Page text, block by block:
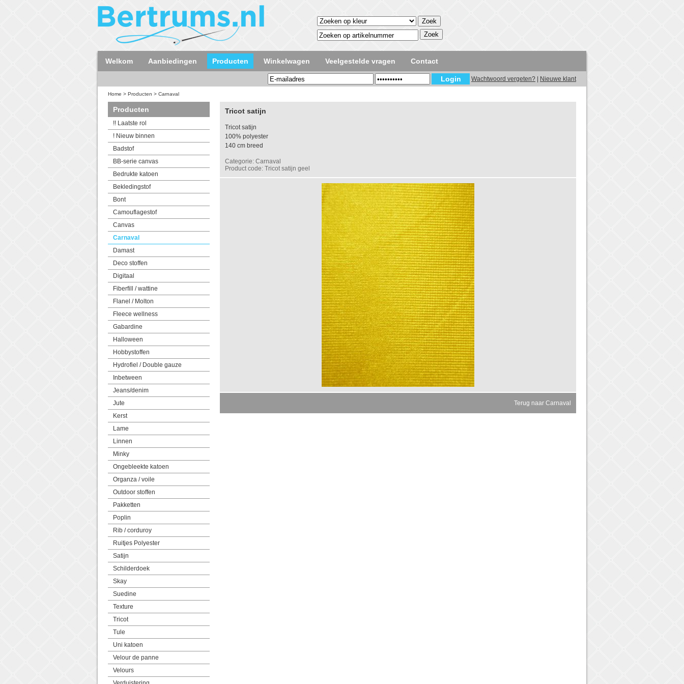
Welkom Aanbiedingen Producten Winkelwagen Veelgestelde vragen Contact
Wachtwoord vergeten? Nieuwe klant
Home > Producten > Carnaval
Producten
!! Laatste rol
! Nieuw binnen
Badstof
BB-serie canvas
Bedrukte katoen
Bekledingstof
Bont
Camouflagestof
Canvas
Carnaval
Damast
Deco stoffen
Digitaal
Fiberfill / wattine
Flanel / Molton
Fleece wellness
Gabardine
Halloween
Hobbystoffen
Hydrofiel / Double gauze
Inbetween
Jeans/denim
Jute
Kerst
Lame
Linnen
Minky
Ongebleekte katoen
Organza / voile
Outdoor stoffen
Pakketten
Poplin
Rib / corduroy
Ruitjes Polyester
Satijn
Schilderdoek
Skay
Suedine
Texture
Tricot
Tule
Uni katoen
Velour de panne
Velours
Tricot satijn
Tricot satijn
100% polyester
140 cm breed
Categorie: Carnaval
Product code: Tricot satijn geel
Terug naar Carnaval